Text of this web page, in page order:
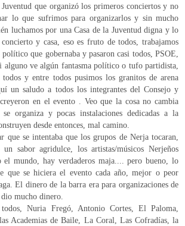
que organizó los primeros conciertos y no
lo que sufrimos para organizarlos y sin mucho
luchamos por una Casa de la Juventud digna y lo
concierto y casa, eso es fruto de todos, trabajamos
que gobernaba y pasaron casi todos, PSOE,
alguno ve algún fantasma político o tufo partidista,
todos y entre todos pusimos los granitos de arena
un saludo a todos los integrantes del Consejo y
en el evento . Veo que la cosa no cambia
organiza y pocas instalaciones dedicadas a la
desde entonces, mal camino.
que se intentaba que los grupos de Nerja tocaran,
un sabor agridulce, los artistas/músicos Nerjeños
el mundo, hay verdaderos maja.... pero bueno, lo
que se hiciera el evento cada año, mejor o peor
El dinero de la barra era para organizaciones de
mucho dinero.
Nuria Fregó, Antonio Cortes, El Paloma,
Academias de Baile, La Coral, Las Cofradías, la